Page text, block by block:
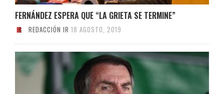
FERNÁNDEZ ESPERA QUE “LA GRIETA SE TERMINE”
REDACCIÓN IR 18 AGOSTO, 2019